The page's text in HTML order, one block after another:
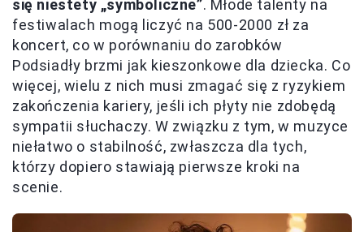
się niestety „symboliczne”. Młode talenty na
festiwalach mogą liczyć na 500-2000 zł za
koncert, co w porównaniu do zarobków
Podsiadły brzmi jak kieszonkowe dla dziecka. Co
więcej, wielu z nich musi zmagać się z ryzykiem
zakończenia kariery, jeśli ich płyty nie zdobędą
sympatii słuchaczy. W związku z tym, w muzyce
niełatwo o stabilność, zwłaszcza dla tych,
którzy dopiero stawiają pierwsze kroki na
scenie.